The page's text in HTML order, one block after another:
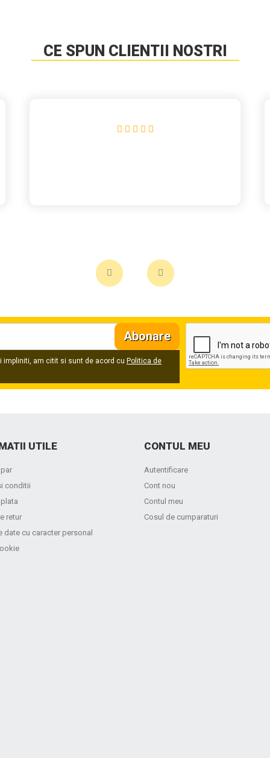
CE SPUN CLIENTII NOSTRI
Abonare
impliniti, am citit si sunt de acord cu Politica de
UTILE
conditii
retur
date cu caracter personal
CONTUL MEU
Autentificare
Cont nou
Contul meu
Cosul de cumparaturi